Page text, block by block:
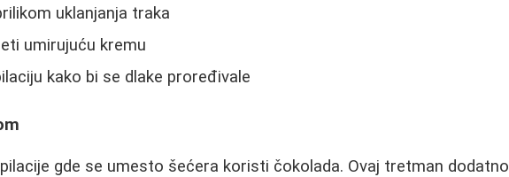
uklanjanja traka
umirujuću kremu
kako bi se dlake proređivale
gde se umesto šećera koristi čokolada. Ovaj tretman dodatno